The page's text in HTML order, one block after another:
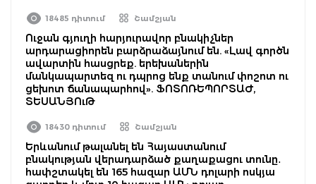
18485 դիտում Շամշյան
Ուջան գյուղի հարյուրավոր բնակիչներ
արդարացիորեն բարձրաձայնում են. «Լավ գործն
ավարտին հասցրեք. երեխաներին
մանկապարտեզ ու դպրոց ենք տանում փոշոտ ու
ցեխոտ ճանապարհով». ՖՈՏՈՌԵՊՈՐՏԱԺ,
ՏԵՍԱՆՅՈւԹ
18430 դիտում Շամշյան
Երևանում թալանել են Հայաստանում
բնակության վերադարձած քաղաքացու տունը․
հափշտակել են 165 հազար ԱՄՆ դոլարի ոսկյա